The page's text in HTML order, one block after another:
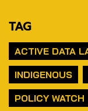
TAG
ACTIVE DATA
INDIGENOUS
POLICY WATCH